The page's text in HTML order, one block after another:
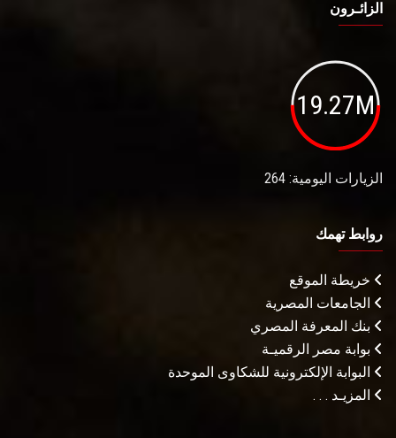
الزائـرون
19.27M
الزيارات اليومية: 264
روابط تهمك
خريطة الموقع
الجامعات المصرية
بنك المعرفة المصري
بوابة مصر الرقميـة
البوابة الإلكترونية للشكاوى الموحدة
المزيـد . . .